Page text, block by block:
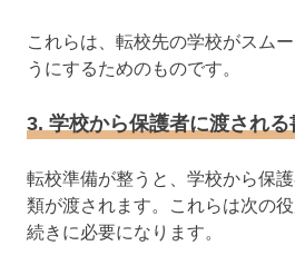
これらは、転校先の学校がスム
うにするためのものです。
3. 学校から保護者に渡される
転校準備が整うと、学校から保
類が渡されます。これらは次の
続きに必要になります。